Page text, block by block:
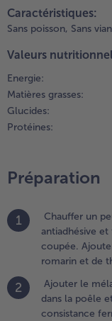
légumes
antipastis
et le
le goût
un peu de
olives et les
Caractéristiques:
Sans poisson, Sans
Valeurs
Energie:
Matières grasses:
Glucides:
Protéines:
Préparation
1
Chauffer un
antiadhésive et
coupée.
romarin et de
2
Ajouter le
dans la poêle
consistance